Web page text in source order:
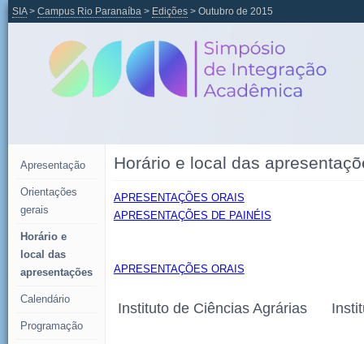
SIA> Campus Rio Paranaíba> Edições> Outubro de 2015
Apresentação
Orientações
gerais
Horário e
local das
apresentações
Calendário
Programação
Horário e local das
APRESENTAÇÕES ORAIS
APRESENTAÇÕES DE PAINÉIS
APRESENTAÇÕES ORAIS
Instituto de Ciências Agrárias